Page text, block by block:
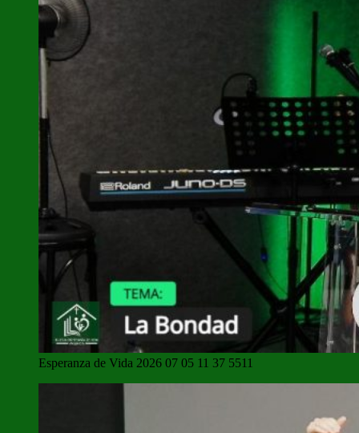
Esperanza de Vida 2026 07 05 11 37 5511